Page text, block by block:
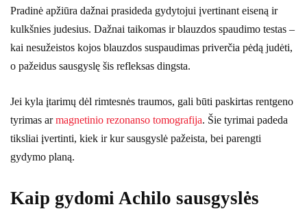
Pradinė apžiūra dažnai prasideda gydytojui įvertinant eiseną ir
kulkšnies judesius. Dažnai taikomas ir blauzdos spaudimo testas –
kai nesužeistos kojos blauzdos suspaudimas priverčia pėdą judėti,
o pažeidus sausgyslę šis refleksas dingsta.
Jei kyla įtarimų dėl rimtesnės traumos, gali būti paskirtas rentgeno
tyrimas armagnetinio rezonanso tomografija. Šie tyrimai padeda
tiksliai įvertinti, kiek ir kur sausgyslė pažeista, bei parengti
gydymo planą.
Kaip gydomi Achilo sausgyslės